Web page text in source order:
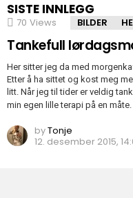
SISTE INNLEGG
70 Views BILDER
Tankefull
Her sitter jeg da med
Etter å ha sittet og kost meg
litt. Når jeg til tider er veldig
min egen lille terapi på en
byTonje
12. desember 2015,